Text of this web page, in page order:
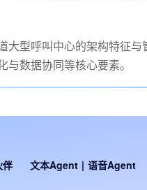
大型呼叫中心的架构特征
与数据协同等核心要素。
伴 文本Agent | 语音Agent